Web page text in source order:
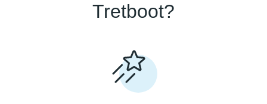
Tretboot?